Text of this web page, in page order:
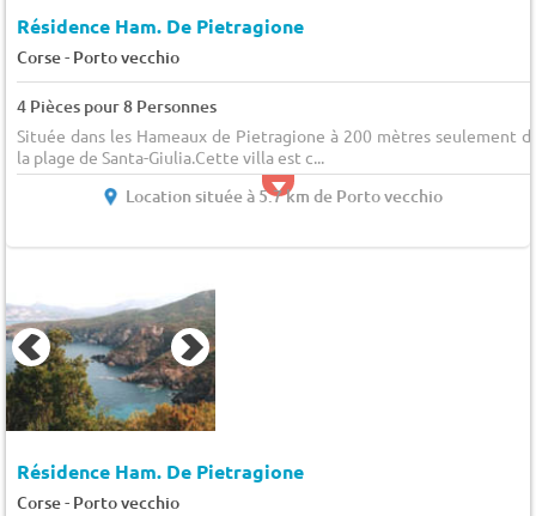
Résidence Ham. De Pietragione
Corse- Porto vecchio
4 Pièces pour 8 Personnes
Située dans les Hameaux de Pietragione à 200 mètres seulement
la plage de Santa-Giulia.Cette villa est c...
Location située à 5.7 km de Porto vecchio
Résidence Ham. De Pietragione
Corse- Porto vecchio